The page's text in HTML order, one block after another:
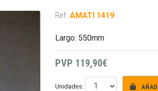
Ref. AMATI 1419
Largo: 550mm
PVP 119,90€
Unidades: